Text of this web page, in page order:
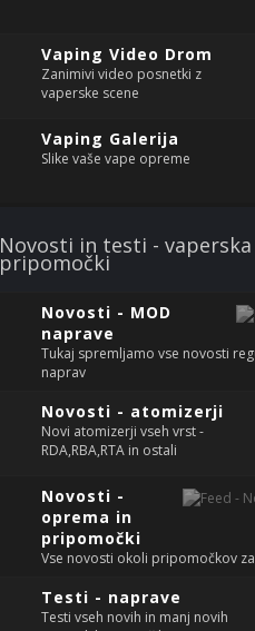
Vaping Video Drom
Zanimivi video posnetki z
vaperske scene
Vaping Galerija
Slike vaše vape opreme
Novosti in testi -
pripomočki
Novosti - MOD
naprave
Tukaj spremljamo vse novosti
naprav
Novosti - atomizerji
Novi atomizerji vseh vrst -
RDA,RBA,RTA in ostali
Novosti -
oprema in
pripomočki
Vse novosti okoli pripomočkov
Testi - naprave
Testi vseh novih in manj novih